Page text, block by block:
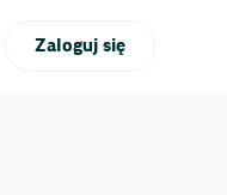
Zaloguj się